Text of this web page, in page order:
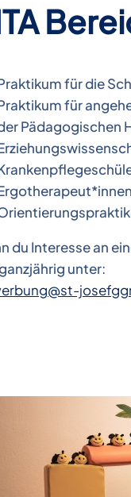
für die
für
Pädagogischen
du Interesse an
unter: